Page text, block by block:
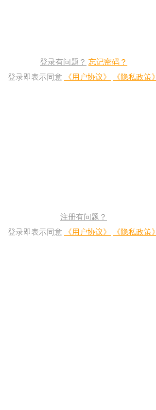
登录有问题？ 忘记密码？
登录即表示同意
《用户协议》
《隐私政策》
注册有问题？
登录即表示同意
《用户协议》
《隐私政策》